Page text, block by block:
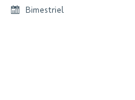
beginning
Bimestriel